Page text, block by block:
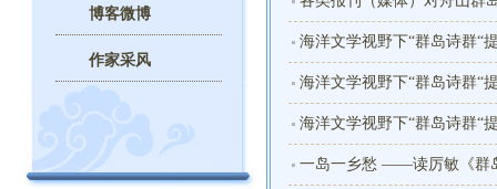
海洋文学视野下“群岛诗群“
海洋文学视野下“群岛诗群“
海洋文学视野下“群岛诗群“
一岛一乡愁 ——读厉敏《群
博客微博
作家采风